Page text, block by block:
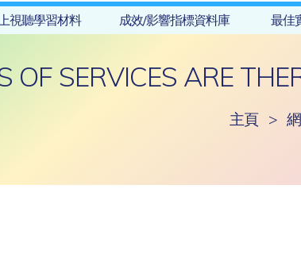
視聽學習材料 成效/影響指標資料庫 最佳
OF SERVICES ARE
主頁 >